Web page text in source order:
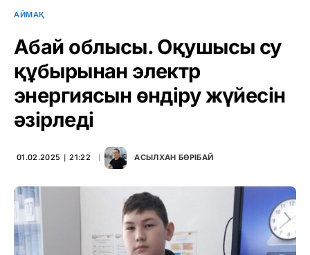
АЙМАҚ
Абай облысы. Оқушысы су
құбырынан электр
энергиясын өндіру жүйесін
әзірледі
01.02.2025 ∣ 21:22 АСЫЛХАН БӨРІБАЙ